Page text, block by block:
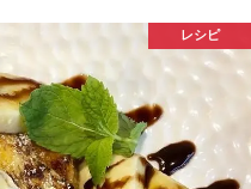
レシピ